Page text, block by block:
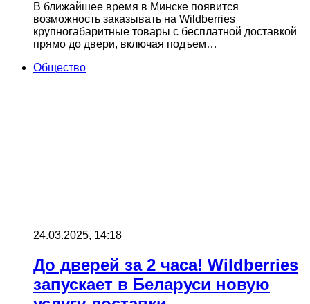
В ближайшее время в Минске появится
возможность заказывать на Wildberries
крупногабаритные товары с бесплатной доставкой
прямо до двери, включая подъем…
Общество
24.03.2025, 14:18
До дверей за 2 часа! Wildberries
запускает в Беларуси новую